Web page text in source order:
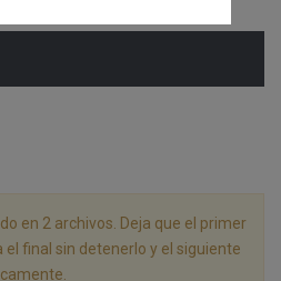
en 2 archivos. Deja que el primer
final sin detenerlo y el siguiente